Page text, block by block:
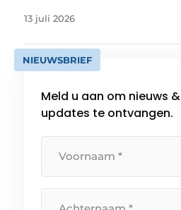
13 juli 2026
NIEUWSBRIEF
Meld u aan om nieuws &
updates te ontvangen.